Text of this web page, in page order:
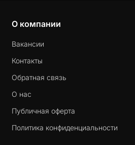
О компании
Вакансии
Контакты
Обратная связь
О нас
Публичная оферта
Политика конфиденциальности